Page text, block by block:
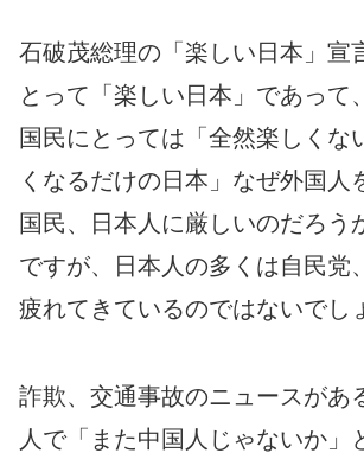
石破茂総理の「楽しい日本」宣
とって「楽しい日本」であって
国民にとっては「全然楽しくな
くなるだけの日本」なぜ外国人
国民、日本人に厳しいのだろう
ですが、日本人の多くは自民党
疲れてきているのではないでし
詐欺、交通事故のニュースがあ
人で「また中国人じゃないか」